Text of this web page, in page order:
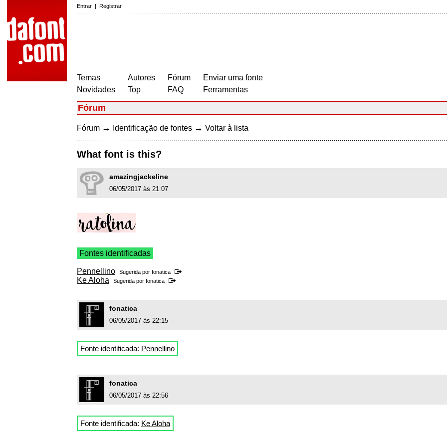
Entrar | Registrar
Temas
Novidades
Autores
Top
Fórum
FAQ
Enviar uma fonte
Ferramentas
Fórum
Fórum → Identificação de fontes → Voltar à lista
What font is this?
amazingjackeline
06/05/2017 às 21:07
Fontes identificadas
Pennellino Sugerida por fonatica
Ke Aloha Sugerida por fonatica
fonatica
06/05/2017 às 22:15
Fonte identificada: Pennellino
fonatica
06/05/2017 às 22:56
Fonte identificada: Ke Aloha